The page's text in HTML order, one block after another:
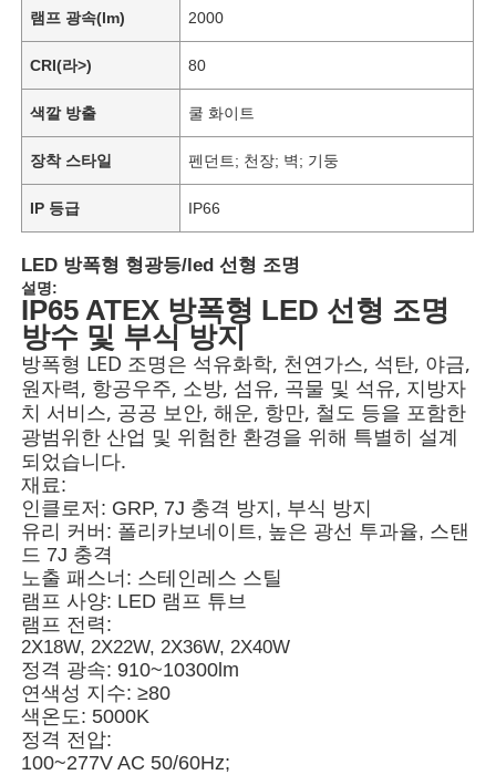
홈
램프 광속(lm) 2000
CRI(라>) 80
색깔 방출 쿨 화이트
장착 스타일 펜던트; 천장; 벽; 기둥
IP 등급 IP66
LED 방폭형 형광등/led 선형 조명
설명:
IP65 ATEX 방폭형 LED 선형 조명
방수 및 부식 방지
방폭형 LED 조명은 석유화학, 천연가스, 석탄, 야금,
원자력, 항공우주, 소방, 섬유, 곡물 및 석유, 지방자
치 서비스, 공공 보안, 해운, 항만, 철도 등을 포함한
광범위한 산업 및 위험한 환경을 위해 특별히 설계
되었습니다.
재료:
인클로저: GRP, 7J 충격 방지, 부식 방지
유리 커버: 폴리카보네이트, 높은 광선 투과율, 스탠
드 7J 충격
노출 패스너: 스테인레스 스틸
램프 사양: LED 램프 튜브
램프 전력:
2X18W, 2X22W, 2X36W, 2X40W
정격 광속: 910~10300lm
연색성 지수: ≥80
색온도: 5000K
정격 전압:
100~277V AC 50/60Hz;